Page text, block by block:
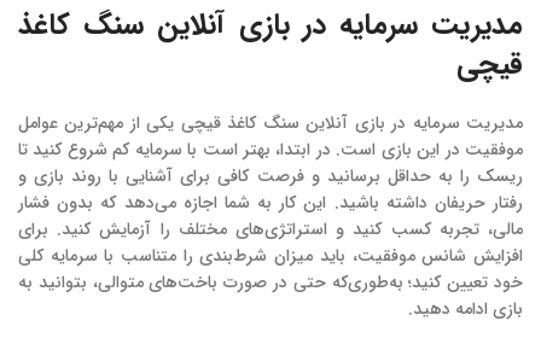
مدیریت سرمایه در بازی آنلاین سنگ کاغذ
قیچی
مدیریت سرمایه در بازی آنلاین سنگ کاغذ قیچی یکی از مهم‌ترین عوامل
موفقیت در این بازی است. در ابتدا، بهتر است با سرمایه کم شروع کنید تا
ریسک را به حداقل برسانید و فرصت کافی برای آشنایی با روند بازی و
رفتار حریفان داشته باشید. این کار به شما اجازه می‌دهد که بدون فشار
مالی، تجربه کسب کنید و استراتژی‌های مختلف را آزمایش کنید. برای
افزایش شانس موفقیت، باید میزان شرط‌بندی را متناسب با سرمایه کلی
خود تعیین کنید؛ به‌طوری‌که حتی در صورت باخت‌های متوالی، بتوانید به
بازی ادامه دهید.